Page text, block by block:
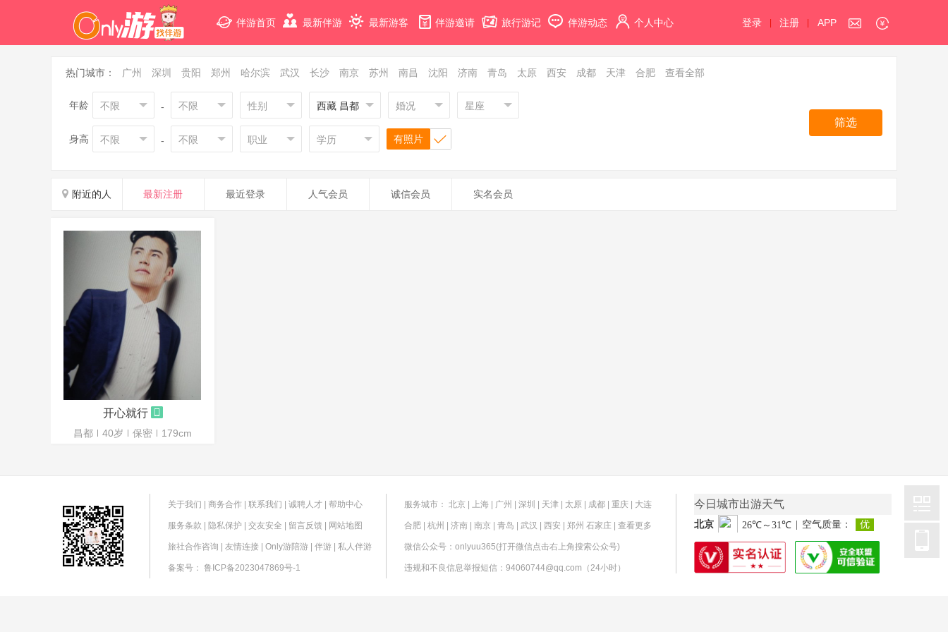
伴游首页 最新伴游 最新游客 伴游邀请 旅行游记 伴游动态 个人中心 登录 注册 APP
热门城市： 广州 深圳 贵阳 郑州 哈尔滨 武汉 长沙 南京 苏州 南昌 沈阳 济南 青岛 太原 西安 成都 天津 合肥 查看全部
年龄 不限 - 不限 性别 西藏 昌都 婚况 星座
身高 不限 - 不限 职业 学历 有照片
筛选
最新注册 最近登录 人气会员 诚信会员 实名会员
附近的人
开心就行
昌都 40岁 保密 179cm
关于我们 商务合作 联系我们 诚聘人才 帮助中心
服务条款 隐私保护 交友安全 留言反馈 网站地图
旅社合作咨询 友情连接 Only游陪游 伴游 私人伴游
备案号： 鲁ICP备2023047869号-1
服务城市： 北京 上海 广州 深圳 天津 太原 成都 重庆 大连
合肥 杭州 济南 南京 青岛 武汉 西安 郑州 石家庄 查看更多
微信公众号：onlyuu365(打开微信点击右上角搜索公众号)
违规和不良信息举报短信：94060744@qq.com（24小时）
今日城市出游天气